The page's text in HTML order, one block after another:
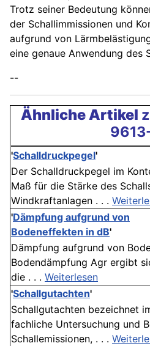
Trotz seiner Bedeutung
der Schallimmissionen und
aufgrund von
eine genaue Anwendung des
--
Ähnliche Artikel
'Schalldruckpegel'
Der Schalldruckpegel im
Maß für die Stärke des
Windkraftanlagen . . .
'Dämpfung aufgrund von
Bodeneffekten in dB'
Dämpfung aufgrund von
Bodendämpfung Agr ergibt
die . . . Weiterlesen
'Schallgutachten'
Schallgutachten bezeichnet
fachliche Untersuchung und
Schallemissionen, . . .